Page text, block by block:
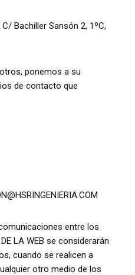
Bachiller Sansón 2, 1ºC,
ponemos a su
de contacto que
entre los
LA WEB se considerarán
cuando se realicen a
otro medio de los